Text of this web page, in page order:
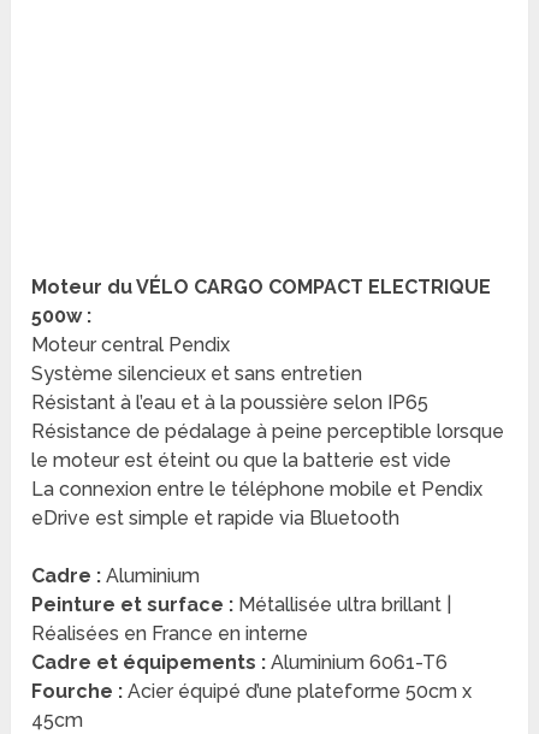
Moteur du VÉLO CARGO COMPACT ELECTRIQUE
500w :
Moteur central Pendix
Système silencieux et sans entretien
Résistant à l’eau et à la poussière selon IP65
Résistance de pédalage à peine perceptible lorsque
le moteur est éteint ou que la batterie est vide
La connexion entre le téléphone mobile et Pendix
eDrive est simple et rapide via Bluetooth
Cadre : Aluminium
Peinture et surface : Métallisée ultra brillant |
Réalisées en France en interne
Cadre et équipements : Aluminium 6061-T6
Fourche : Acier équipé d’une plateforme 50cm x
45cm